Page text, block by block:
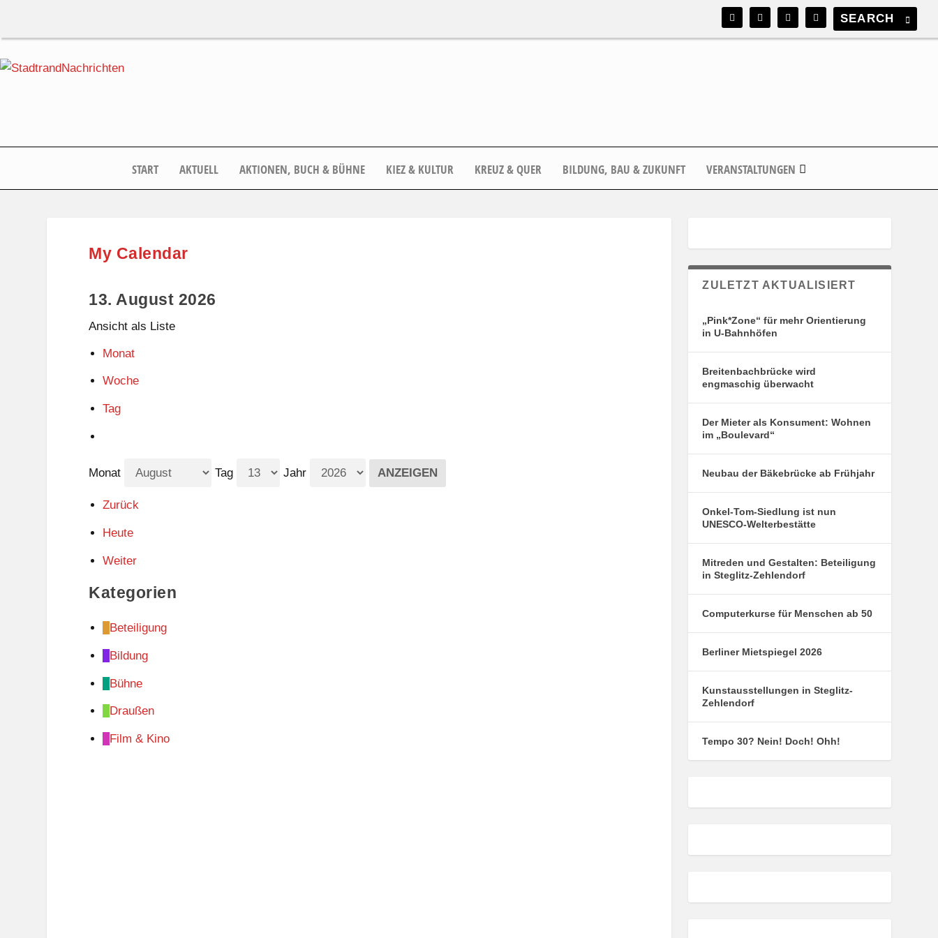
START AKTUELL AKTIONEN, BUCH & BÜHNE KIEZ & KULTUR KREUZ & QUER BILDUNG, BAU & ZUKUNFT VERANSTALTUNGEN
My Calendar
13. August 2026
Ansicht als Liste
Monat
Woche
Tag
Monat Tag Jahr
Zurück
Heute
Weiter
Kategorien
Beteiligung
Bildung
Bühne
Draußen
Film & Kino
ZULETZT AKTUALISIERT
„Pink*Zone“ für mehr Orientierung
in U-Bahnhöfen
Breitenbachbrücke wird
engmaschig überwacht
Der Mieter als Konsument: Wohnen
im „Boulevard“
Neubau der Bäkebrücke ab Frühjahr
Onkel-Tom-Siedlung ist nun
UNESCO-Welterbestätte
Mitreden und Gestalten: Beteiligung
in Steglitz-Zehlendorf
Computerkurse für Menschen ab 50
Berliner Mietspiegel 2026
Kunstausstellungen in Steglitz-
Zehlendorf
Tempo 30? Nein! Doch! Ohh!